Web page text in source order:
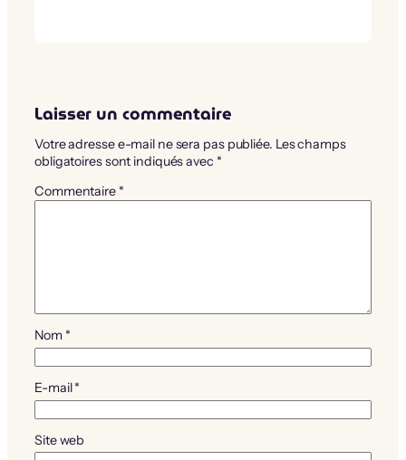
Laisser un commentaire
Votre adresse e-mail ne sera pas publiée. Les champs
obligatoires sont indiqués avec *
Commentaire *
Nom *
E-mail*
Site web